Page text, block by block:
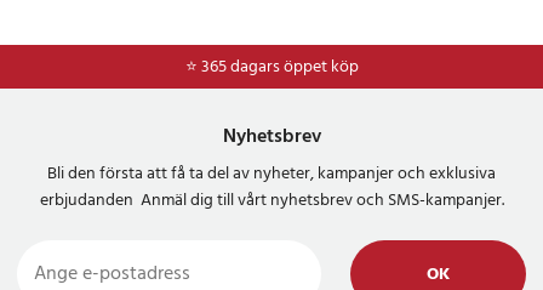
⭐ 365 dagars öppet köp
Nyhetsbrev
Bli den första att få ta del av nyheter, kampanjer och exklusiva
erbjudanden Anmäl dig till vårt nyhetsbrev och SMS-kampanjer.
OK